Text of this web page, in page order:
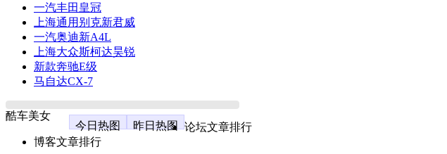
一汽丰田皇冠
上海通用别克新君威
一汽奥迪新A4L
上海大众斯柯达昊锐
新款奔驰E级
马自达CX-7
酷车美女
今日热图
昨日热图
论坛文章排行
博客文章排行